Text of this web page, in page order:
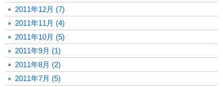
2011年12月 (7)
2011年11月 (4)
2011年10月 (5)
2011年9月 (1)
2011年8月 (2)
2011年7月 (5)